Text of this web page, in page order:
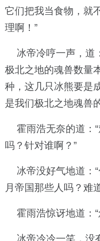
它们把我当食物，就
理啊！”
冰帝冷哼一声，道
极北之地的魂兽数量
种，这几只冰熊要是
是我们极北之地魂兽
霍雨浩无奈的道：“
吗？针对谁啊？”
冰帝没好气地道：“
月帝国那些人吗？难
霍雨浩惊讶地道：“
冰帝冷冷一笑，没